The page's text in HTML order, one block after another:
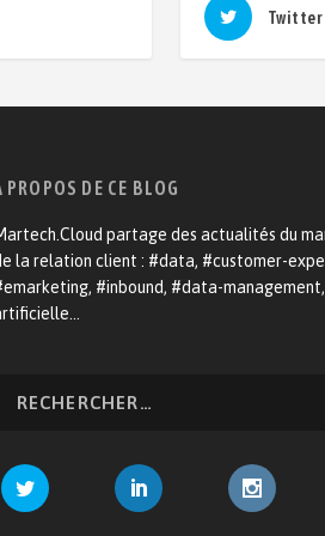
Twitter
PROPOS DE CE BLOG
partage des actualités du
la relation client : #data, #customer-
#inbound, #data-